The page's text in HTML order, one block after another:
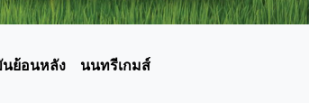
นย้อนหลัง นนทรีเกมส์